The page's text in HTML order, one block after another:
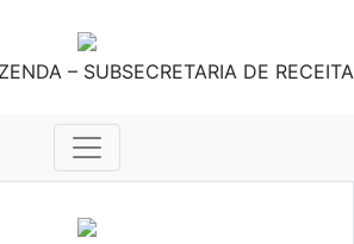
– SUBSECRETARIA DE RECEITA